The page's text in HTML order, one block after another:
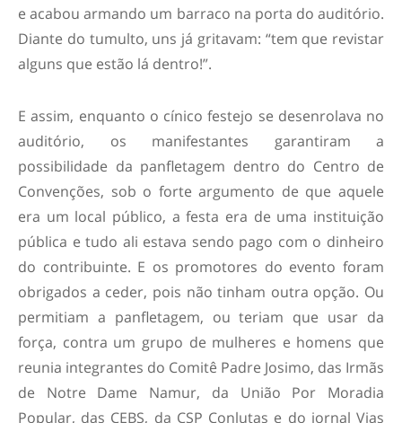
e acabou armando um barraco na porta do auditório.
Diante do tumulto, uns já gritavam: “tem que revistar
alguns que estão lá dentro!”.
E assim, enquanto o cínico festejo se desenrolava no
auditório, os manifestantes garantiram a
possibilidade da panfletagem dentro do Centro de
Convenções, sob o forte argumento de que aquele
era um local público, a festa era de uma instituição
pública e tudo ali estava sendo pago com o dinheiro
do contribuinte. E os promotores do evento foram
obrigados a ceder, pois não tinham outra opção. Ou
permitiam a panfletagem, ou teriam que usar da
força, contra um grupo de mulheres e homens que
reunia integrantes do Comitê Padre Josimo, das Irmãs
de Notre Dame Namur, da União Por Moradia
Popular, das CEBS, da CSP Conlutas e do jornal Vias